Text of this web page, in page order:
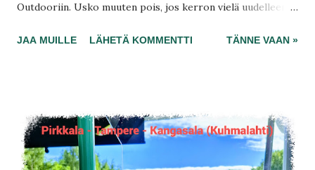
Outdooriin. Usko muuten pois, jos kerron vielä uudelleen,
kymmeniä valituksia? Voi olla, että enemmänkin, kaikissa
reklamaatioon mukaan.
JAA MUILLE LÄHETÄ KOMMENTTI TÄNNE VAAN »